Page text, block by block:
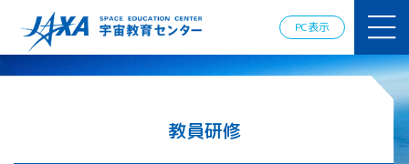
PC表示
ミー
ロスペース
情報の発
信
教員研修